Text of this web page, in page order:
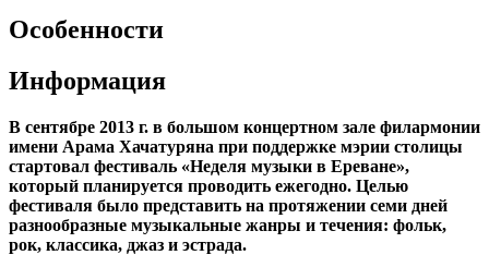
Особенности
Информация
В сентябре 2013 г. в большом концертном зале филармонии
имени Арама Хачатуряна при поддержке мэрии столицы
стартовал фестиваль «Неделя музыки в Ереване»,
который планируется проводить ежегодно. Целью
фестиваля было представить на протяжении семи дней
разнообразные музыкальные жанры и течения: фольк,
рок, классика, джаз и эстрада.